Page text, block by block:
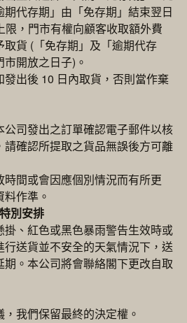
期代存期」由「免存期」結束翌日
限，門市有權向顧客收取額外費
取貨 (「免存期」及「逾期代存
開放之日子)。
發出後 10 日內取貨，否則當作棄
公司發出之訂單確認電子郵件以核
請確認所提取之貨品無誤後方可離
時間或會因應個別情況而有所更
作準。
別安排
掛、紅色或黑色暴雨警告生效時或
行送貨並不安全的天氣情況下，送
期。本公司將會聯絡閣下更改自取
我們保留最終的決定權。